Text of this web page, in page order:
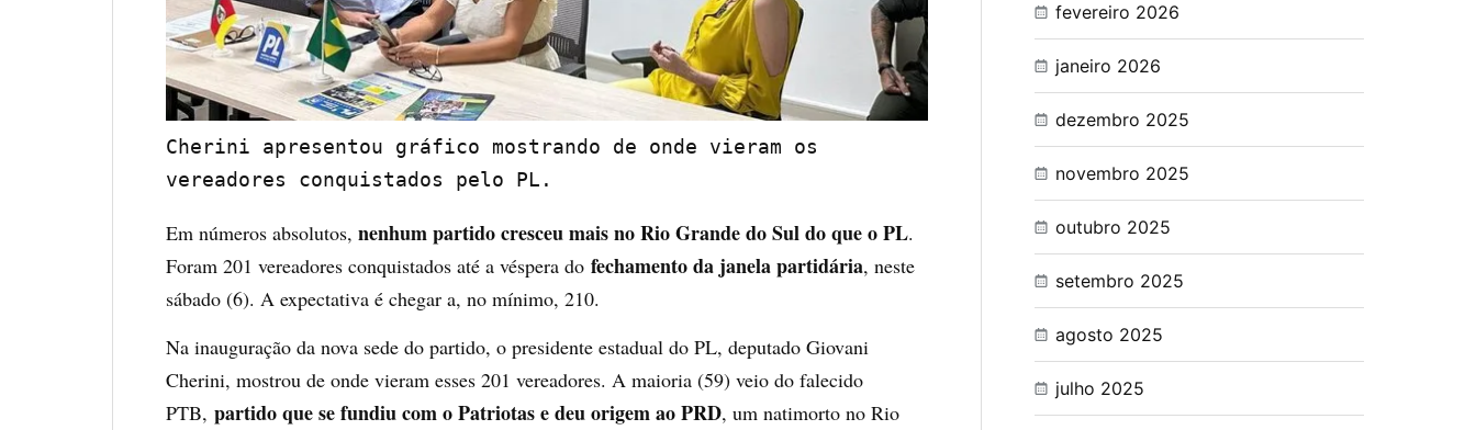
Cherini apresentou gráfico mostrando de onde vieram os
vereadores conquistados pelo PL.
Em números absolutos, nenhum partido cresceu mais no Rio Grande do Sul do que o PL.
Foram 201 vereadores conquistados até a véspera do fechamento da janela partidária, neste
sábado (6). A expectativa é chegar a, no mínimo, 210.
Na inauguração da nova sede do partido, o presidente estadual do PL, deputado Giovani
Cherini, mostrou de onde vieram esses 201 vereadores. A maioria (59) veio do falecido
PTB, partido que se fundiu com o Patriotas e deu origem ao PRD, um natimorto no Rio
fevereiro 2026
janeiro 2026
dezembro 2025
novembro 2025
outubro 2025
setembro 2025
agosto 2025
julho 2025